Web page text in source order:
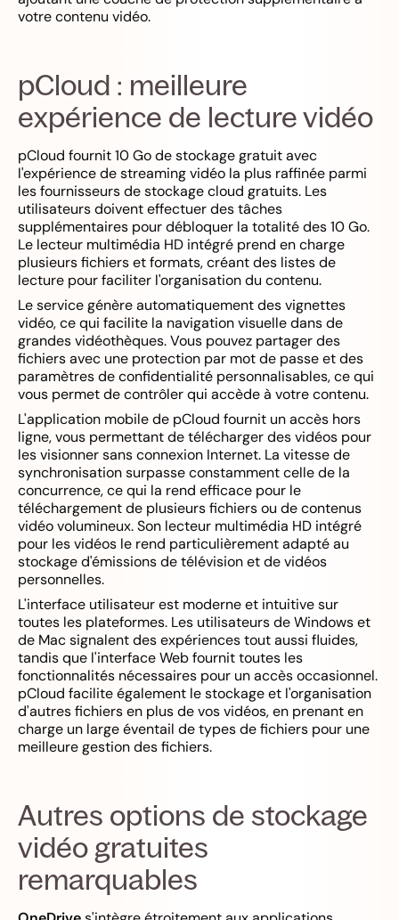
votre contenu vidéo.
pCloud : meilleure
expérience de lecture vidéo
pCloud fournit 10 Go de stockage gratuit avec
l'expérience de streaming vidéo la plus raffinée parmi
les fournisseurs de stockage cloud gratuits. Les
utilisateurs doivent effectuer des tâches
supplémentaires pour débloquer la totalité des 10 Go.
Le lecteur multimédia HD intégré prend en charge
plusieurs fichiers et formats, créant des listes de
lecture pour faciliter l'organisation du contenu.
Le service génère automatiquement des vignettes
vidéo, ce qui facilite la navigation visuelle dans de
grandes vidéothèques. Vous pouvez partager des
fichiers avec une protection par mot de passe et des
paramètres de confidentialité personnalisables, ce qui
vous permet de contrôler qui accède à votre contenu.
L'application mobile de pCloud fournit un accès hors
ligne, vous permettant de télécharger des vidéos pour
les visionner sans connexion Internet. La vitesse de
synchronisation surpasse constamment celle de la
concurrence, ce qui la rend efficace pour le
téléchargement de plusieurs fichiers ou de contenus
vidéo volumineux. Son lecteur multimédia HD intégré
pour les vidéos le rend particulièrement adapté au
stockage d'émissions de télévision et de vidéos
personnelles.
L'interface utilisateur est moderne et intuitive sur
toutes les plateformes. Les utilisateurs de Windows et
de Mac signalent des expériences tout aussi fluides,
tandis que l'interface Web fournit toutes les
fonctionnalités nécessaires pour un accès occasionnel.
pCloud facilite également le stockage et l'organisation
d'autres fichiers en plus de vos vidéos, en prenant en
charge un large éventail de types de fichiers pour une
meilleure gestion des fichiers.
Autres options de stockage
vidéo gratuites
remarquables